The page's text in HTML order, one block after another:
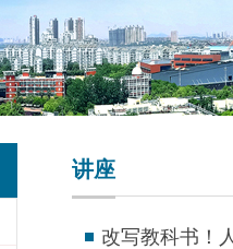
讲座
改写教科书！